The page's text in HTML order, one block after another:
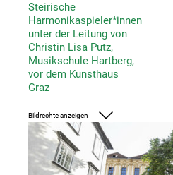
Steirische
Harmonikaspieler*innen
unter der Leitung von
Christin Lisa Putz,
Musikschule Hartberg,
vor dem Kunsthaus
Graz
Bildrechte anzeigen
Foto: UMJ/Nikola Milatovic